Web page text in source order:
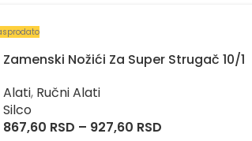
Zamenski Nožići Za Super Strugač 10/1
Alati, Ručni Alati
Silco
867,60 RSD – 927,60 RSD